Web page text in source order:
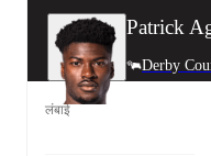
Patrick
Derby
लंबाई